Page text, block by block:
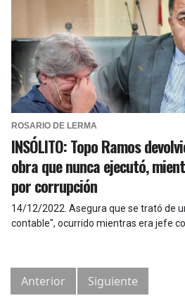
ROSARIO DE LERMA
INSÓLITO: Topo Ramos
obra que nunca ejecutó,
por corrupción
14/12/2022 Asegura que se trató de
contable", ocurrido mientras era jefe
Anterior Siguiente